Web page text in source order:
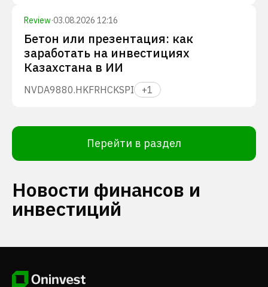
Review·03.08.2026 12:16
Бетон или презентация: как
заработать на инвестициях
Казахстана в ИИ
NVDA9880.HKFRHCKSPI +1
Перейти в раздел
Новости финансов и
инвестиций